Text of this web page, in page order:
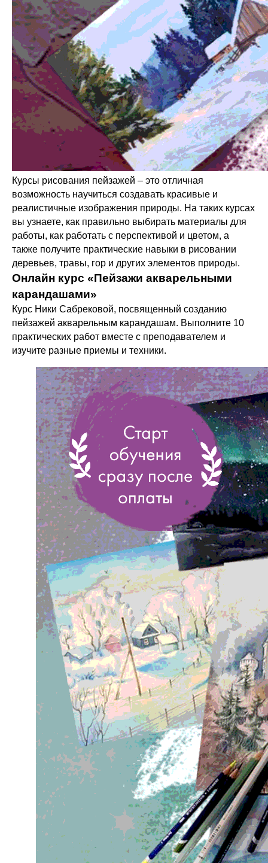
Курсы рисования пейзажей – это отличная
возможность научиться создавать красивые и
реалистичные изображения природы. На таких курсах
вы узнаете, как правильно выбирать материалы для
работы, как работать с перспективой и цветом, а
также получите практические навыки в рисовании
деревьев, травы, гор и других элементов природы.
Онлайн курс «Пейзажи акварельными
карандашами»
Курс Ники Сабрековой, посвященный созданию
пейзажей акварельным карандашам. Выполните 10
практических работ вместе с преподавателем и
изучите разные приемы и техники.